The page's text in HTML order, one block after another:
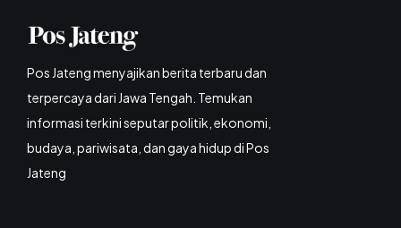
Pos Jateng menyajikan berita terbaru dan
terpercaya dari Jawa Tengah. Temukan
informasi terkini seputar politik, ekonomi,
budaya, pariwisata, dan gaya hidup di Pos
Jateng